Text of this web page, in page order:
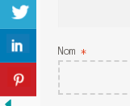
Sauver ou périr
Une baffe et ça repart
Nom *